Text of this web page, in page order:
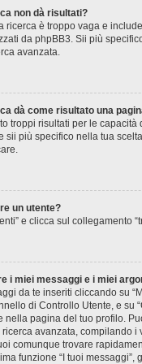
non dà risultati?
ricerca è troppo vaga e
da phpBB3. Sii più
avanzata.
dà come risultato una
troppi risultati per le capacità
sii più specifico nella tua
un utente?
e clicca sul collegamento
i miei messaggi e i miei
da te inseriti cliccando su
di Controllo Utente, e su
nella pagina del tuo profilo.
avanzata, compilando i
comunque trovare
funzione “I tuoi